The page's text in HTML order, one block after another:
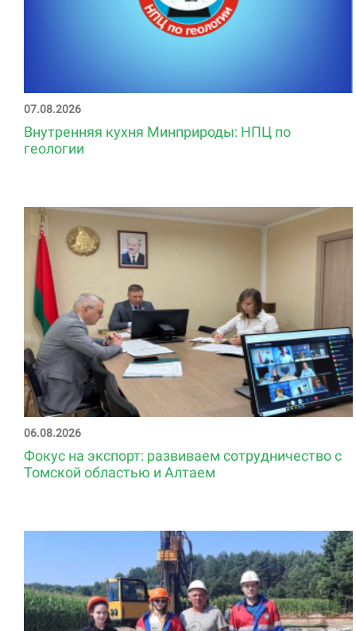
07.08.2026
Внутренняя кухня Минприроды: НПЦ по
геологии
06.08.2026
Фокус на экспорт: развиваем сотрудничество с
Томской областью и Алтаем